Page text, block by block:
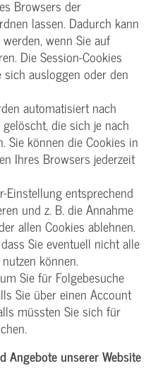
Browsers der
lassen. Dadurch kann
wenn Sie auf
Die Session-Cookies
ausloggen oder den
automatisiert nach
die sich je nach
Sie können die Cookies in
Ihres Browsers jederzeit
Einstellung entsprechend
und z. B. die Annahme
allen Cookies ablehnen.
Sie eventuell nicht alle
können.
Sie für Folgebesuche
Sie über einen Account
müssten Sie sich für
Angebote unserer Website